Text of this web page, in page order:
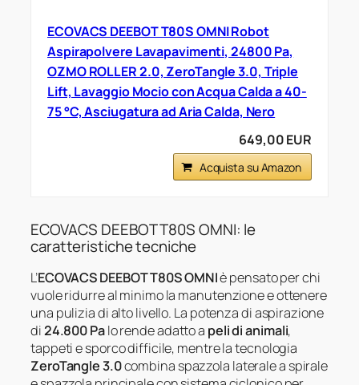
ECOVACS DEEBOT T80S OMNI Robot
Aspirapolvere Lavapavimenti, 24800 Pa,
OZMO ROLLER 2.0, ZeroTangle 3.0, Triple
Lift, Lavaggio Mocio con Acqua Calda a 40-
75 °C, Asciugatura ad Aria Calda, Nero
649,00 EUR
Acquista su Amazon
ECOVACS DEEBOT T80S OMNI: le
caratteristiche tecniche
L’ECOVACS DEEBOT T80S OMNIè pensato per chi
vuole ridurre al minimo la manutenzione e ottenere
una pulizia di alto livello. La potenza di aspirazione
di24.800 Palo rende adatto a peli di animali,
tappeti e sporco difficile, mentre la tecnologia
ZeroTangle 3.0combina spazzola laterale a spirale